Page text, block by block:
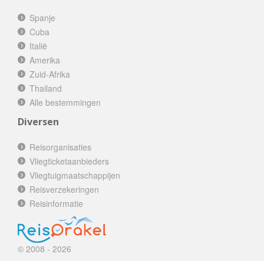
Spanje
Cuba
Italië
Amerika
Zuid-Afrika
Thailand
Alle bestemmingen
Diversen
Reisorganisaties
Vliegticketaanbieders
Vliegtuigmaatschappijen
Reisverzekeringen
Reisinformatie
© 2008 - 2026